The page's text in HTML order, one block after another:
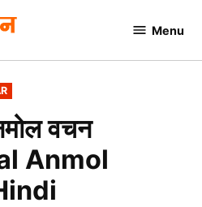
AnmolVachan.in
Menu
वचन
Anmol